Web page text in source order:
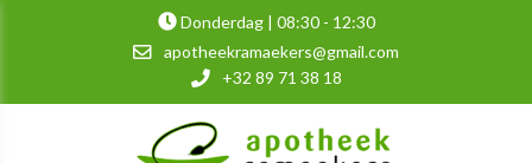
Donderdag | 08:30 - 12:30
apotheekramaekers@gmail.com
+32 89 71 38 18